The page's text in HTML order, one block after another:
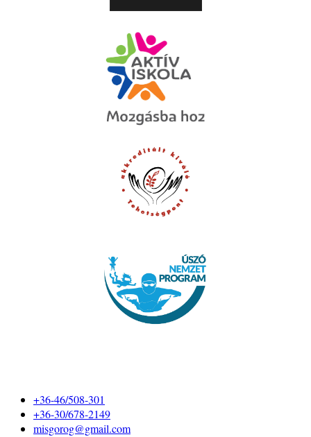
+36-46/508-301
+36-30/678-2149
misgorog@gmail.com